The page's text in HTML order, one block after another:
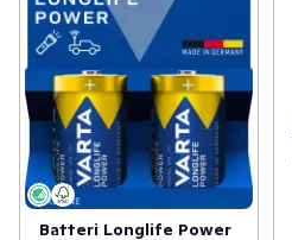
Batteri Longlife Power